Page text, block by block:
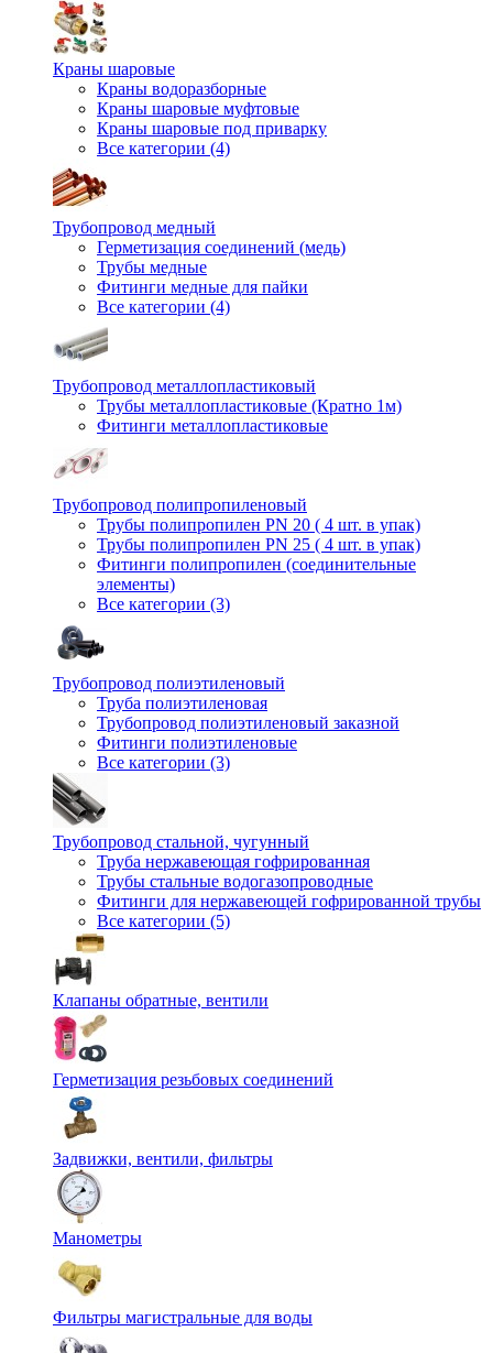
Краны шаровые
Краны водоразборные
Краны шаровые муфтовые
Краны шаровые под приварку
Все категории (4)
Трубопровод медный
Герметизация соединений (медь)
Трубы медные
Фитинги медные для пайки
Все категории (4)
Трубопровод металлопластиковый
Трубы металлопластиковые (Кратно 1м)
Фитинги металлопластиковые
Трубопровод полипропиленовый
Трубы полипропилен PN 20 ( 4 шт. в упак)
Трубы полипропилен PN 25 ( 4 шт. в упак)
Фитинги полипропилен (cоединительные
элементы)
Все категории (3)
Трубопровод полиэтиленовый
Труба полиэтиленовая
Трубопровод полиэтиленовый заказной
Фитинги полиэтиленовые
Все категории (3)
Трубопровод стальной, чугунный
Труба нержавеющая гофрированная
Трубы стальные водогазопроводные
Фитинги для нержавеющей гофрированной трубы
Все категории (5)
Клапаны обратные, вентили
Герметизация резьбовых соединений
Задвижки, вентили, фильтры
Манометры
Фильтры магистральные для воды